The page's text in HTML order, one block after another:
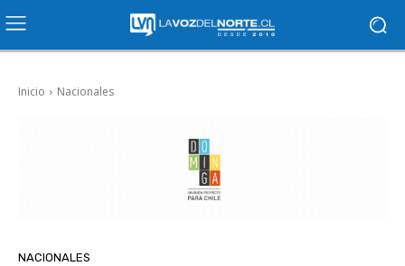
Inicio Nacionales
NACIONALES